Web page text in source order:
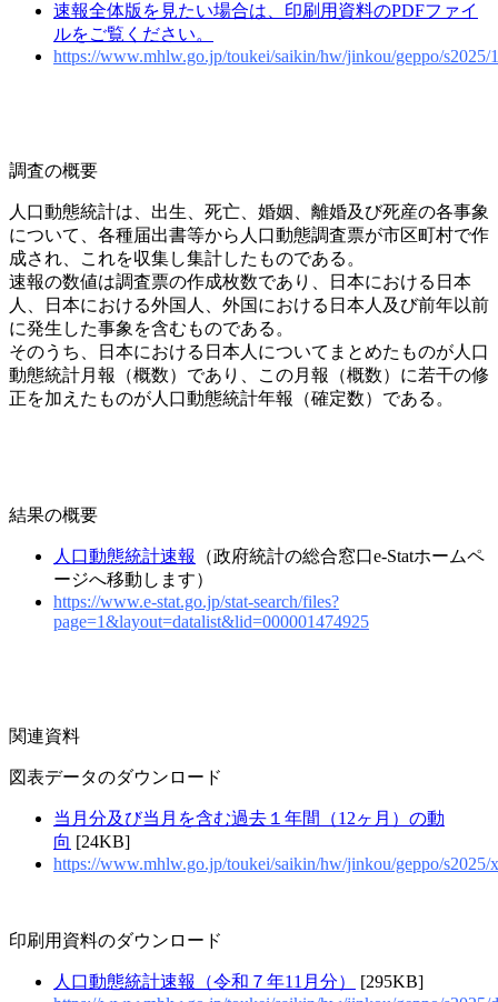
速報全体版を見たい場合は、印刷用資料のPDFファイ
ルをご覧ください。
https://www.mhlw.go.jp/toukei/saikin/hw/jinkou/geppo/s2025/
調査の概要
人口動態統計は、出生、死亡、婚姻、離婚及び死産の各事象
について、各種届出書等から人口動態調査票が市区町村で作
成され、これを収集し集計したものである。
速報の数値は調査票の作成枚数であり、日本における日本
人、日本における外国人、外国における日本人及び前年以前
に発生した事象を含むものである。
そのうち、日本における日本人についてまとめたものが人口
動態統計月報（概数）であり、この月報（概数）に若干の修
正を加えたものが人口動態統計年報（確定数）である。
結果の概要
人口動態統計速報
（政府統計の総合窓口e-Statホームペ
ージへ移動します）
https://www.e-stat.go.jp/stat-search/files?
page=1&layout=datalist&lid=000001474925
関連資料
図表データのダウンロード
当月分及び当月を含む過去１年間（12ヶ月）の動
向 [24KB]
https://www.mhlw.go.jp/toukei/saikin/hw/jinkou/geppo/s2025/
印刷用資料のダウンロード
人口動態統計速報（令和７年11月分）
[295KB]